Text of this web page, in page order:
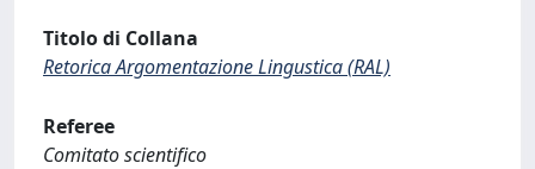
Titolo di Collana
Retorica Argomentazione Lingustica (RAL)
Referee
Comitato scientifico